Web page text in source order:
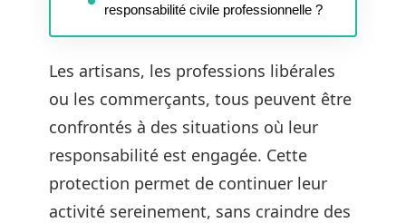
responsabilité civile professionnelle ?
Les artisans, les professions libérales
ou les commerçants, tous peuvent être
confrontés à des situations où leur
responsabilité est engagée. Cette
protection permet de continuer leur
activité sereinement, sans craindre des